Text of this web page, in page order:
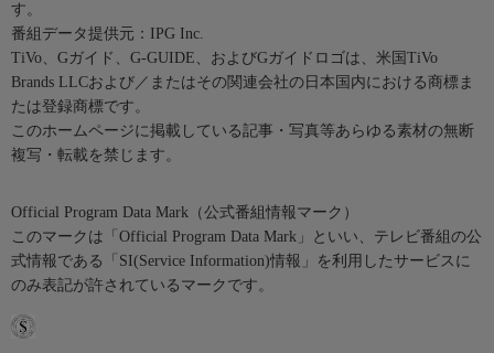
す。
番組データ提供元：IPG Inc.
TiVo、Gガイド、G-GUIDE、およびGガイドロゴは、米国TiVo
Brands LLCおよび／またはその関連会社の日本国内における商標ま
たは登録商標です。
このホームページに掲載している記事・写真等あらゆる素材の無断
複写・転載を禁じます。
Official Program Data Mark（公式番組情報マーク）
このマークは「Official Program Data Mark」といい、テレビ番組の公
式情報である「SI(Service Information)情報」を利用したサービスに
のみ表記が許されているマークです。